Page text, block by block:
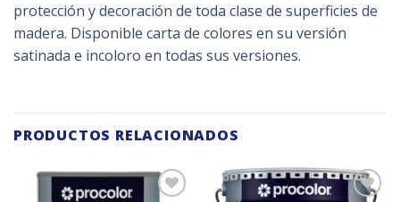
protección y decoración de toda clase de superficies de
madera. Disponible carta de colores en su versión
satinada e incoloro en todas sus versiones.
PRODUCTOS RELACIONADOS